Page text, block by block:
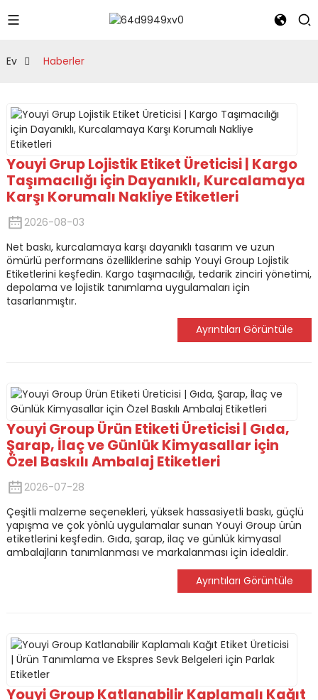
Ev Haberler
Youyi Grup Lojistik Etiket Üreticisi | Kargo
Taşımacılığı için Dayanıklı, Kurcalamaya
Karşı Korumalı Nakliye Etiketleri
2026-08-03
Net baskı, kurcalamaya karşı dayanıklı tasarım ve uzun
ömürlü performans özelliklerine sahip Youyi Group Lojistik
Etiketlerini keşfedin. Kargo taşımacılığı, tedarik zinciri yönetimi,
depolama ve lojistik tanımlama uygulamaları için
tasarlanmıştır.
Ayrıntıları Görüntüle
Youyi Group Ürün Etiketi Üreticisi | Gıda,
Şarap, İlaç ve Günlük Kimyasallar için
Özel Baskılı Ambalaj Etiketleri
2026-07-28
Çeşitli malzeme seçenekleri, yüksek hassasiyetli baskı, güçlü
yapışma ve çok yönlü uygulamalar sunan Youyi Group ürün
etiketlerini keşfedin. Gıda, şarap, ilaç ve günlük kimyasal
ambalajların tanımlanması ve markalanması için idealdir.
Ayrıntıları Görüntüle
Youyi Group Katlanabilir Kaplamalı Kağıt